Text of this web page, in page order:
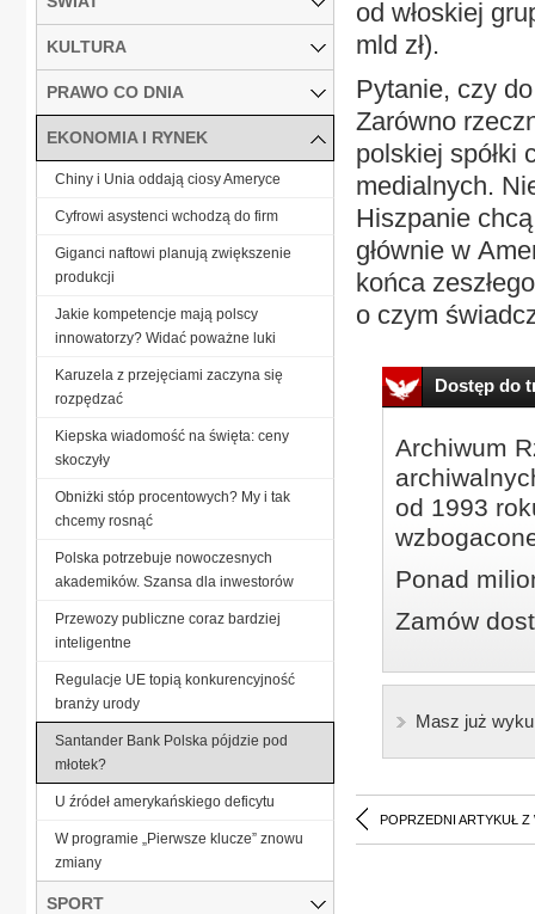
od włoskiej
mld zł).
Pytanie, czy
Zarówno
polskiej spółki
medialnych.
Hiszpanie
głównie w
końca
o czym
Dostęp do
Archiwum
od 1993
Ponad
Zamów
Masz już
POPRZEDNI ARTYKUŁ Z
KULTURA
PRAWO CO DNIA
EKONOMIA I RYNEK
Chiny i Unia oddają ciosy Ameryce
Cyfrowi asystenci wchodzą do firm
Giganci naftowi planują zwiększenie
produkcji
Jakie kompetencje mają polscy
innowatorzy? Widać poważne luki
Karuzela z przejęciami zaczyna się
rozpędzać
Kiepska wiadomość na święta: ceny
skoczyły
Obniżki stóp procentowych? My i tak
chcemy rosnąć
Polska potrzebuje nowoczesnych
akademików. Szansa dla inwestorów
Przewozy publiczne coraz bardziej
inteligentne
Regulacje UE topią konkurencyjność
branży urody
Santander Bank Polska pójdzie pod
młotek?
U źródeł amerykańskiego deficytu
W programie „Pierwsze klucze” znowu
zmiany
SPORT